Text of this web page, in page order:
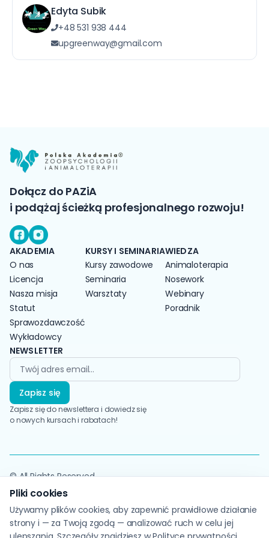
Gemma Hodson
„Radiografia i ultrasonografia kończyny
piersiowej psów i kotów” dr n. wet.
Wojciech Atamaniuk
„Rola magnezu w organizmie psów”
Paulina Iwase
zachowanie” Dr. n. wet. Sybilla Berwid-
Wójtowicz
„Produkty zbożowe – zastosowanie w
żywieniu psów, zalety i zagrożenia” dr hab
Wioletta Biel
„Postępowanie w chorobie
zwyrodnieniowej stawów psów”
„Żywienie psich i kocich seniorów na tle
„Zaburzenia behawioralne u psów i ich
pochodzenie” Paulina Kaliska-
„Zagrożenia wynikające z zatruć
metalami ciężkimi u psów” Paulina Iwase
różnych ras w tym: jamnik, ON, owczarek
Podstawy ultrasonografii narządu ruchu
małych zwierząt. Jak na podstawie
Edyta Subik
+48 531 938 444
upgreenway@gmail.com
Dołącz do PAZiA
i podążaj ścieżką profesjonalnego rozwoju!
AKADEMIA
O nas
Licencja
Nasza misja
Statut
Sprawozdawczość
Wykładowcy
KURSY I SEMINARIA
Kursy zawodowe
Seminaria
Warsztaty
WIEDZA
Animaloterapia
Nosework
Webinary
Poradnik
NEWSLETTER
Zapisz się
Zapisz się do newslettera i dowiedz się
o nowych kursach i rabatach!
© All Rights Reserved
Regulamin szkoleń
Regulamin serwisu
Polityka prywatności
Pliki cookies
Używamy plików cookies, aby zapewnić prawidłowe działanie
strony i — za Twoją zgodą — analizować ruch w celu jej